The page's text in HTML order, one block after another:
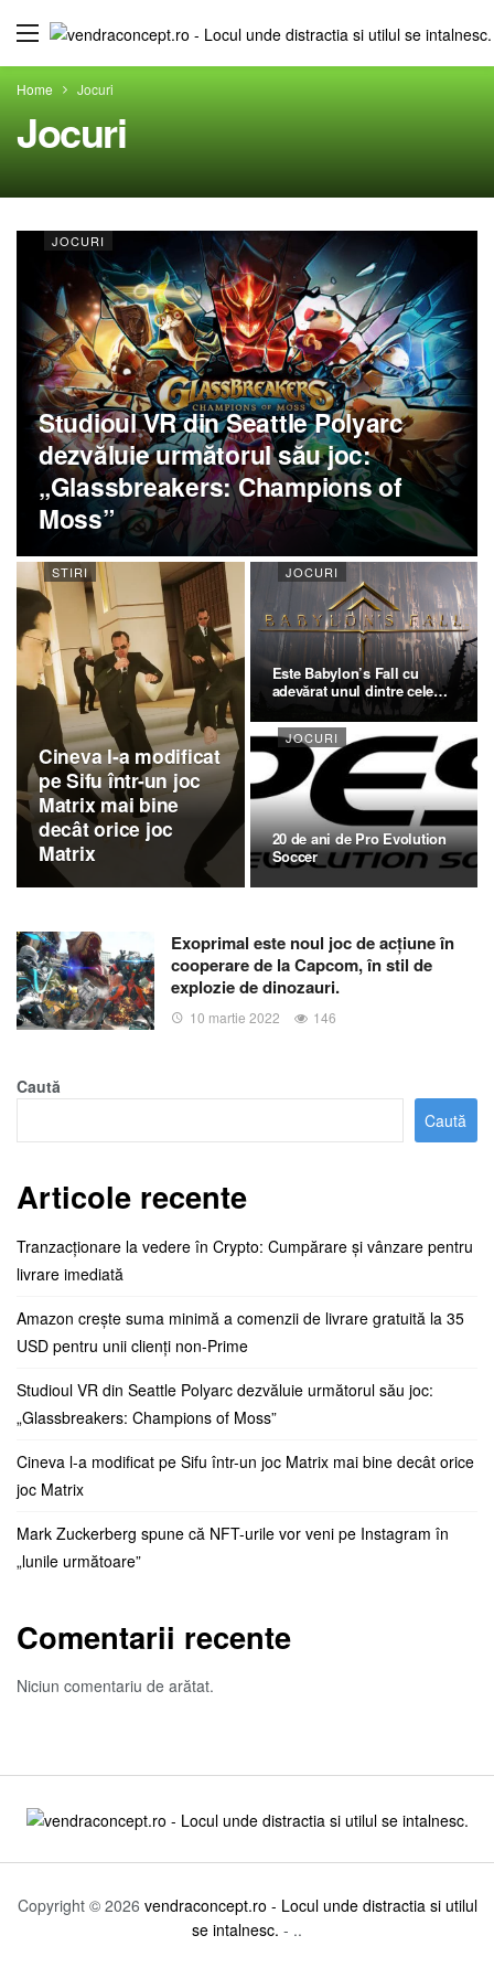
Home Jocuri
Jocuri
JOCURI
Studioul VR din Seattle Polyarc
dezvăluie următorul său joc:
„Glassbreakers: Champions of
Moss”
STIRI
Cineva l-a modificat
pe Sifu într-un joc
Matrix mai bine
decât orice joc
Matrix
JOCURI
Este Babylon’s Fall cu
adevărat unul dintre cele
JOCURI
20 de ani de Pro Evolution
Soccer
Exoprimal este noul joc de acțiune în
cooperare de la Capcom, în stil de
explozie de dinozauri.
10 martie 2022 146
Caută
Caută
Articole recente
Tranzacționare la vedere în Crypto: Cumpărare și vânzare pentru
livrare imediată
Amazon crește suma minimă a comenzii de livrare gratuită la 35
USD pentru unii clienți non-Prime
Studioul VR din Seattle Polyarc dezvăluie următorul său joc:
„Glassbreakers: Champions of Moss”
Cineva l-a modificat pe Sifu într-un joc Matrix mai bine decât orice
joc Matrix
Mark Zuckerberg spune că NFT-urile vor veni pe Instagram în
„lunile următoare”
Comentarii recente
Niciun comentariu de arătat.
Copyright © 2026 vendraconcept.ro - Locul unde distractia si utilul
se intalnesc. - ..